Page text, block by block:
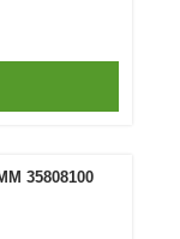
35808100